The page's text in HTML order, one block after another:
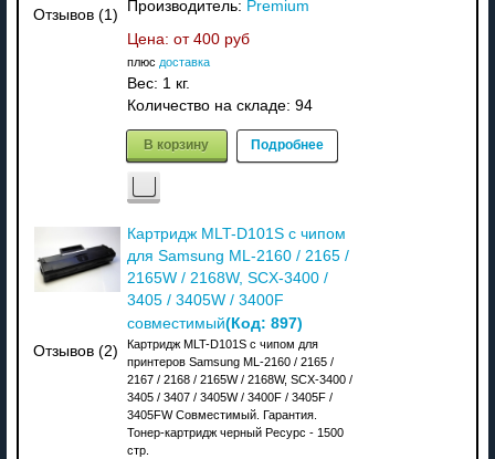
Отзывов (1) Производитель: Premium
Цена: от 400 руб
плюс доставка
Вес: 1 кг.
Количество на складе: 94
В корзину Подробнее
Отзывов (2)
Картридж MLT-D101S с чипом
для Samsung ML-2160 / 2165 /
2165W / 2168W, SCX-3400 /
3405 / 3405W / 3400F
совместимый(Код: 897)
Картридж MLT-D101S с чипом для
принтеров Samsung ML-2160 / 2165 /
2167 / 2168 / 2165W / 2168W, SCX-3400 /
3405 / 3407 / 3405W / 3400F / 3405F /
3405FW Совместимый. Гарантия.
Тонер-картридж черный Ресурс - 1500
стр.